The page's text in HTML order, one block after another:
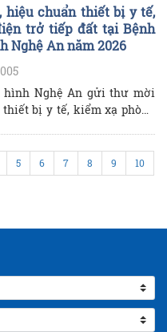
hiệu chuẩn thiết bị y tế,
trở tiếp đất tại Bệnh
Nghệ An năm 2026
hình Nghệ An gửi thư mời
bị y tế, kiểm xạ phòng
5 6 7 8 9
10